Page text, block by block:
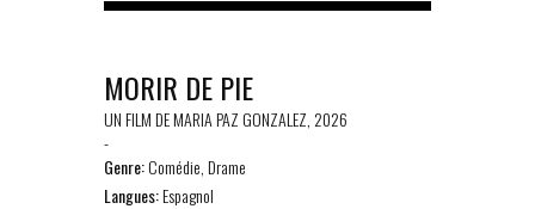
MORIR DE PIE
UN FILM DE MARIA PAZ GONZALEZ, 2026
-
Genre:Comédie, Drame
Langues:Espagnol